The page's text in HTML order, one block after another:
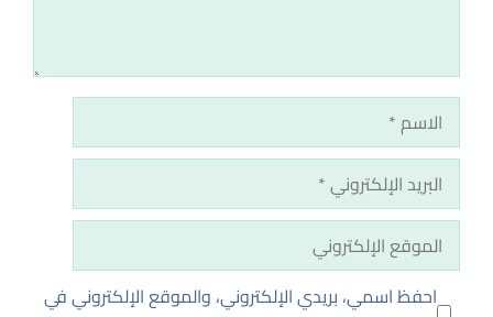
الاسم
البريد
الإلكتروني
الموقع
الإلكتروني
احفظ اسمي، بريدي الإلكتروني، والموقع الإلكتروني في